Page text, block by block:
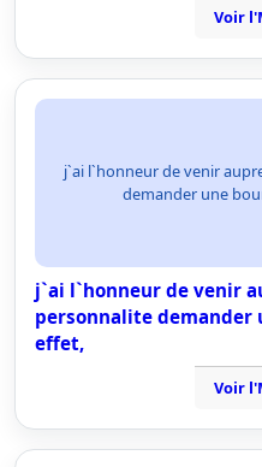
Voir
j`ai l`honneur de venir
demander une
j`ai l`honneur de venir
personnalite demander
effet,
Voir